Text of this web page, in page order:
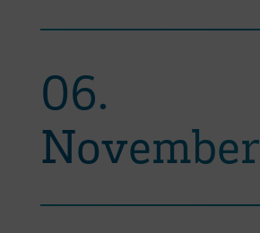
06.
November